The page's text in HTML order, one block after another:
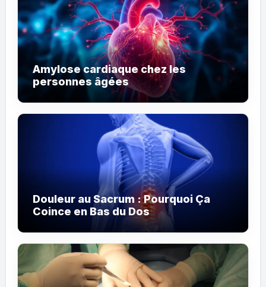
Amylose cardiaque chez les
personnes âgées
Douleur au Sacrum : Pourquoi Ça
Coince en Bas du Dos